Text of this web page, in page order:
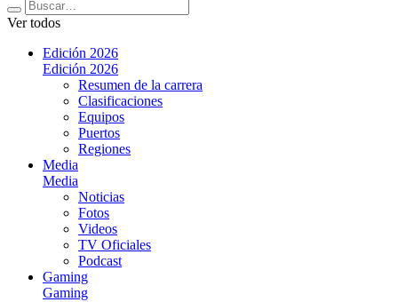
Ver todos
Edición 2026
Edición 2026
Resumen de la carrera
Clasificaciones
Equipos
Puertos
Regiones
Media
Media
Noticias
Fotos
Videos
TV Oficiales
Podcast
Gaming
Gaming